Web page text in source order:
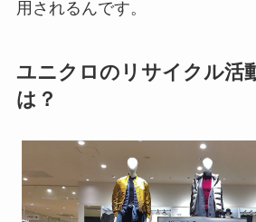
用されるんです。
ユニクロのリサイクル活
は？